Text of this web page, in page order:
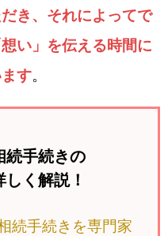
き、それによってで
い」を伝える時間に
す。
続手続きの
く解説！
続手続きを専門家